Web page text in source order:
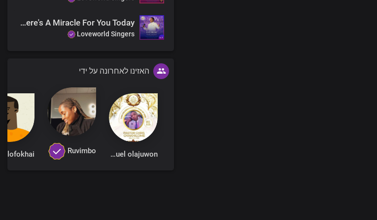
There's A Miracle For You Today
Loveworld Singers
האזינו לאחרונה על ידי
Samuel olajuwon
Ruvimbo